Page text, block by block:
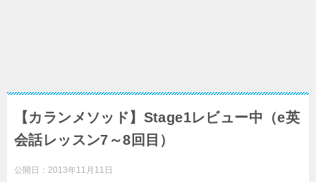
【カランメソッド】Stage1レビュー中（e英
会話レッスン7～8回目）
公開日： 2013年11月11日